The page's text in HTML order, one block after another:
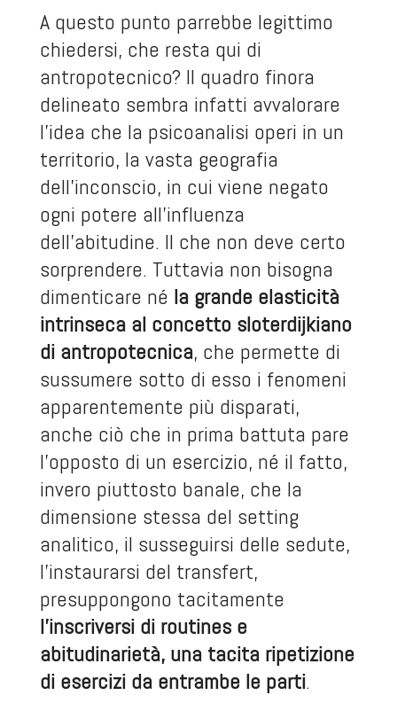
A questo punto parrebbe legittimo
chiedersi, che resta qui di
antropotecnico? Il quadro finora
delineato sembra infatti avvalorare
l’idea che la psicoanalisi operi in un
territorio, la vasta geografia
dell’inconscio, in cui viene negato
ogni potere all’influenza
dell’abitudine. Il che non deve certo
sorprendere. Tuttavia non bisogna
dimenticare né la grande elasticità
intrinseca al concetto sloterdijkiano
di antropotecnica, che permette di
sussumere sotto di esso i fenomeni
apparentemente più disparati,
anche ciò che in prima battuta pare
l’opposto di un esercizio, né il fatto,
invero piuttosto banale, che la
dimensione stessa del setting
analitico, il susseguirsi delle sedute,
l’instaurarsi del transfert,
presuppongono tacitamente
l’inscriversi di routines e
abitudinarietà, una tacita ripetizione
di esercizi da entrambe le parti.